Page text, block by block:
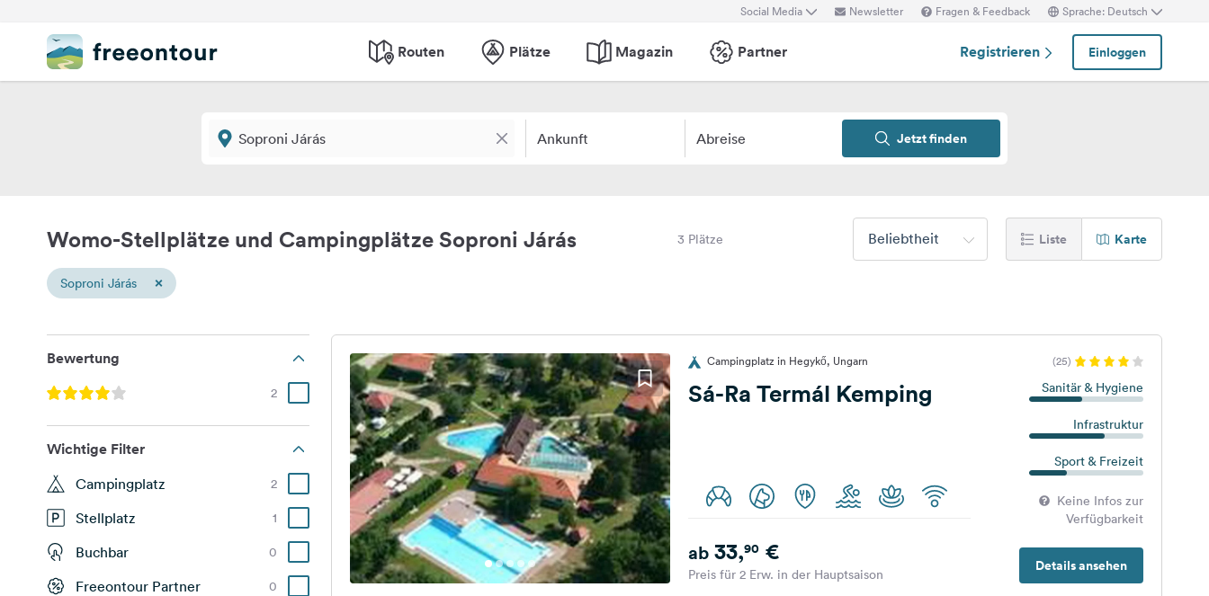
Social Media Newsletter Fragen & Feedback Sprache: Deutsch
Routen Plätze Magazin Partner Registrieren Einloggen
Ankunft Abreise Jetzt finden
Womo-Stellplätze und Campingplätze Soproni Járás 3 Plätze Beliebtheit Liste Karte
Soproni Járás ×
Bewertung
2
Wichtige Filter
Campingplatz 2
Stellplatz 1
Buchbar 0
Freeontour Partner 0
Campingplatz in Hegykő, Ungarn (25)
Sá-Ra Termál Kemping Sanitär & Hygiene
Infrastruktur
Sport & Freizeit
Keine Infos zur
Verfügbarkeit
Details ansehen
ab33,90€
Preis für 2 Erw. in der Hauptsaison